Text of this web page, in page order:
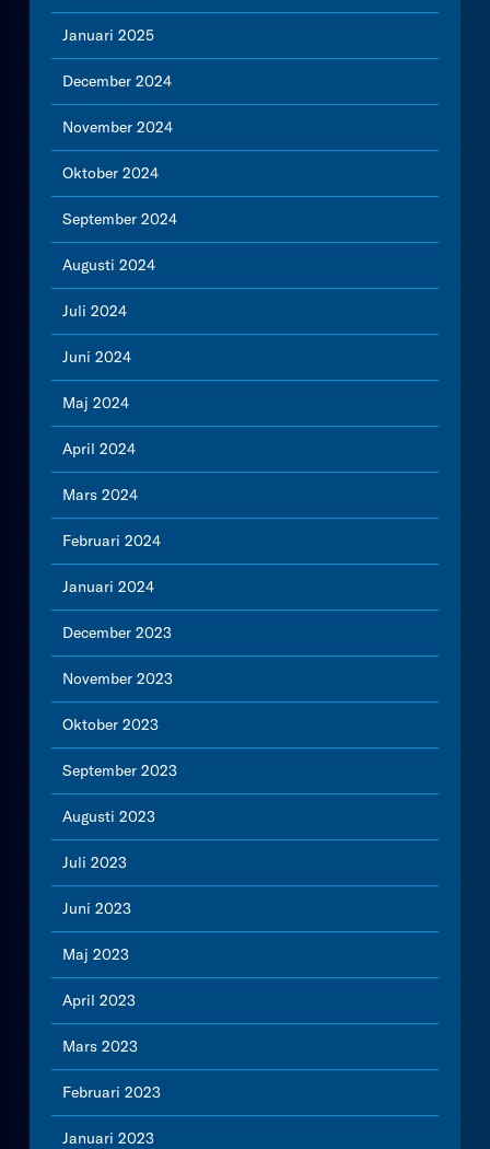
Januari 2025
December 2024
November 2024
Oktober 2024
September 2024
Augusti 2024
Juli 2024
Juni 2024
Maj 2024
April 2024
Mars 2024
Februari 2024
Januari 2024
December 2023
November 2023
Oktober 2023
September 2023
Augusti 2023
Juli 2023
Juni 2023
Maj 2023
April 2023
Mars 2023
Februari 2023
Januari 2023